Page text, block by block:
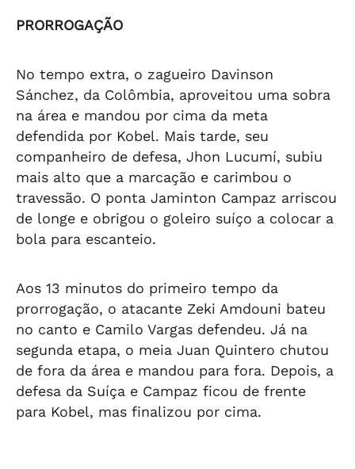
PRORROGAÇÃO
No tempo extra, o zagueiro Davinson
Sánchez, da Colômbia, aproveitou uma sobra
na área e mandou por cima da meta
defendida por Kobel. Mais tarde, seu
companheiro de defesa, Jhon Lucumí, subiu
mais alto que a marcação e carimbou o
travessão. O ponta Jaminton Campaz arriscou
de longe e obrigou o goleiro suíço a colocar a
bola para escanteio.
Aos 13 minutos do primeiro tempo da
prorrogação, o atacante Zeki Amdouni bateu
no canto e Camilo Vargas defendeu. Já na
segunda etapa, o meia Juan Quintero chutou
de fora da área e mandou para fora. Depois, a
defesa da Suíça e Campaz ficou de frente
para Kobel, mas finalizou por cima.